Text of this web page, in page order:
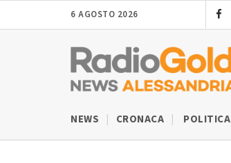
6 AGOSTO 2026
NEWS CRONACA POLITICA